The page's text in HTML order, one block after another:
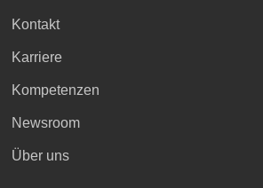
Kontakt
Karriere
Kompetenzen
Newsroom
Über uns